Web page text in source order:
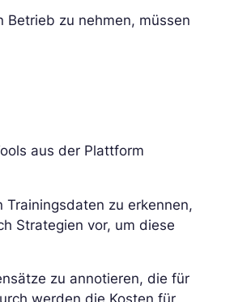
zu nehmen, müssen
aus der Plattform
Trainingsdaten zu erkennen,
Strategien vor, um diese
zu annotieren, die für
werden die Kosten für